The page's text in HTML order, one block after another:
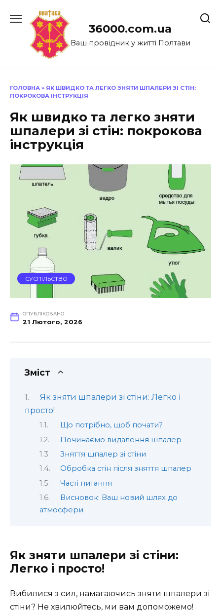
до
36000.com.ua
Ваш провідник у житті Полтави
ГОЛОВНА » ЯК ШВИДКО ТА ЛЕГКО ЗНЯТИ ШПАЛЕРИ ЗІ СТІН:
ПОКРОКОВА ІНСТРУКЦІЯ
Як швидко та легко зняти
шпалери зі стін: покрокова
інструкція
СУСПІЛЬСТВО
ОПУБЛІКОВАНО
21 Лютого, 2026
Зміст
Як зняти шпалери зі стіни: Легко і
просто!
Що потрібно, щоб почати?
Починаємо видалення шпалер
Зняття шпалер зі стіни
Обробка стін після зняття шпалер
Часті питання
Висновок: Ваш новий шлях до
атмосфери
Як зняти шпалери зі стіни:
Легко і просто!
Вибилися з сил, намагаючись зняти шпалери зі
стіни? Не хвилюйтесь, ми вам допоможемо!